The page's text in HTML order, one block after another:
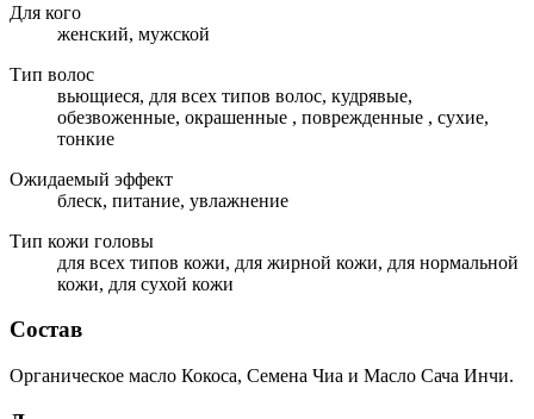
Для кого
женский, мужской
Тип волос
вьющиеся, для всех типов волос, кудрявые,
обезвоженные, окрашенные , поврежденные , сухие,
тонкие
Ожидаемый эффект
блеск, питание, увлажнение
Тип кожи головы
для всех типов кожи, для жирной кожи, для нормальной
кожи, для сухой кожи
Состав
Органическое масло Кокоса, Семена Чиа и Масло Сача Инчи.